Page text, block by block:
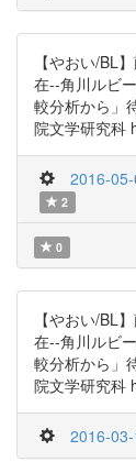
【やおい/BL
在--角川ルビ
較分析から」
院文学研究科
2016-
2
0
【やおい/BL
在--角川ルビ
較分析から」
院文学研究科
2016-